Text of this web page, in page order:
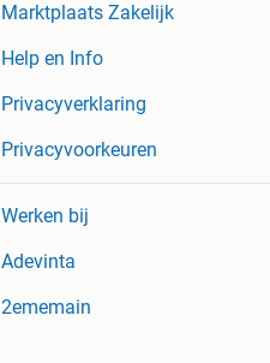
Marktplaats Zakelijk
Help en Info
Privacyverklaring
Privacyvoorkeuren
Werken bij
Adevinta
2ememain